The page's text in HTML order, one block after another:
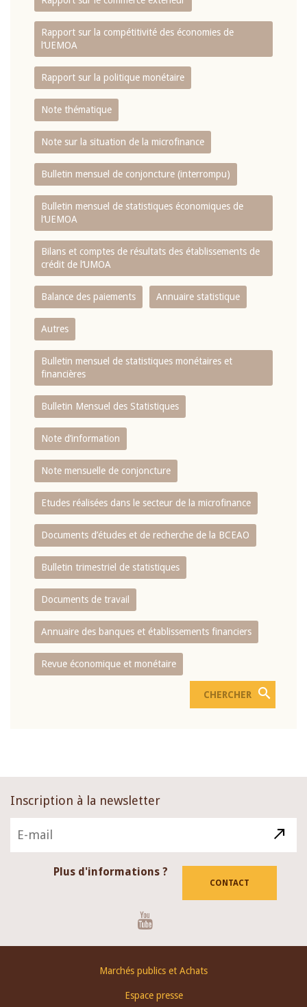
Rapport sur la compétitivité des économies de
l‘UEMOA
Rapport sur la politique monétaire
Note thématique
Note sur la situation de la microfinance
Bulletin mensuel de conjoncture (interrompu)
Bulletin mensuel de statistiques économiques de
l‘UEMOA
Bilans et comptes de résultats des établissements de
crédit de l‘UMOA
Balance des paiements Annuaire statistique
Autres
Bulletin mensuel de statistiques monétaires et
financières
Bulletin Mensuel des Statistiques
Note d’information
Note mensuelle de conjoncture
Etudes réalisées dans le secteur de la microfinance
Documents d’études et de recherche de la BCEAO
Bulletin trimestriel de statistiques
Documents de travail
Annuaire des banques et établissements financiers
Revue économique et monétaire
Inscription à la newsletter
Plus d'informations ?
CONTACT
Marchés publics et Achats
Espace presse